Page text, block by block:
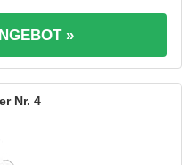
»
4